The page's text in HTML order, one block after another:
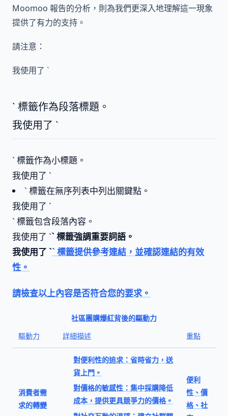
Moomoo 報告的分析，則為我們更深入地理解這一現象
提供了有力的支持。
請注意：
我使用了 `
` 標籤作為段落標題。
我使用了 `
` 標籤作為小標題。
我使用了 `
` 標籤在無序列表中列出關鍵點。
我使用了 `
` 標籤包含段落內容。
我使用了 `` 標籤強調重要詞語。
我使用了 `` 標籤提供參考連結，並確認連結的有效
性。
請檢查以上內容是否符合您的要求。
社區團購爆紅背後的驅動力
驅動力
詳細描述 重點
消費者需
求的轉變
對便利性的追求：省時省力，送
貨上門。
對價格的敏感性：集中採購降低
成本，提供更具競爭力的價格。
便利
性、價
格、社